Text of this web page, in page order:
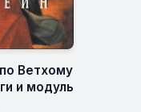
Ветхому
и модуль